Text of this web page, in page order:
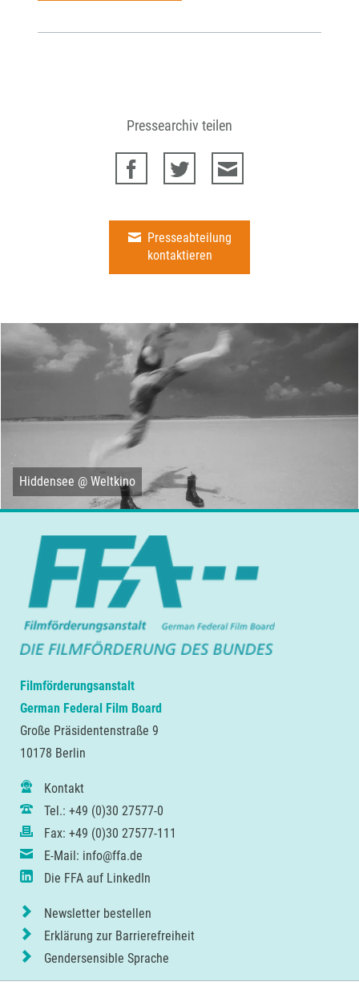
Pressearchiv teilen
Presseabteilung
kontaktieren
Hiddensee @ Weltkino
Filmförderungsanstalt
German Federal Film Board
Große Präsidentenstraße 9
10178 Berlin
Kontakt
Tel.: +49 (0)30 27577-0
Fax: +49 (0)30 27577-111
E-Mail: info@ffa.de
Die FFA auf LinkedIn
Newsletter bestellen
Erklärung zur Barrierefreiheit
Gendersensible Sprache